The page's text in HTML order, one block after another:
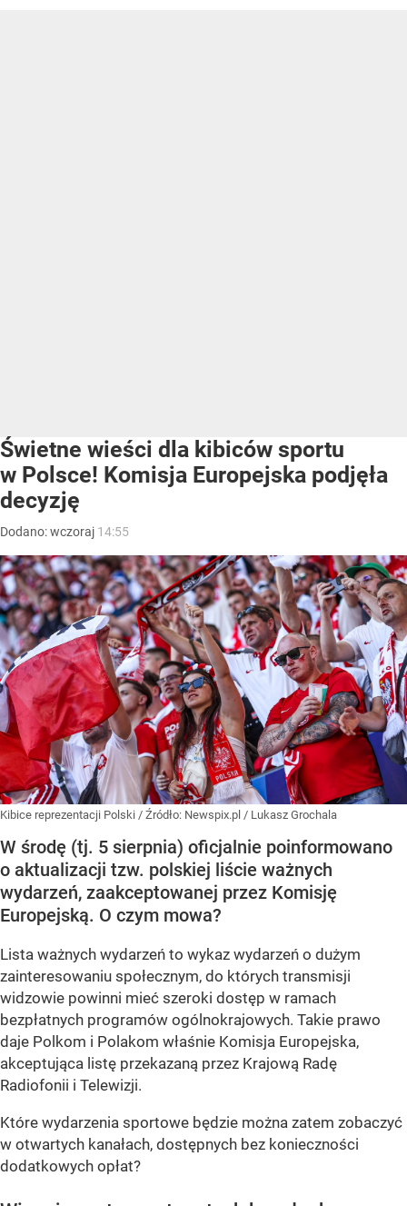
Świetne wieści dla kibiców sportu
w Polsce! Komisja Europejska podjęła
decyzję
Dodano:wczoraj 14:55
Kibice reprezentacji Polski / Źródło: Newspix.pl / Lukasz Grochala
W środę (tj. 5 sierpnia) oficjalnie poinformowano
o aktualizacji tzw. polskiej liście ważnych
wydarzeń, zaakceptowanej przez Komisję
Europejską. O czym mowa?
Lista ważnych wydarzeń to wykaz wydarzeń o dużym
zainteresowaniu społecznym, do których transmisji
widzowie powinni mieć szeroki dostęp w ramach
bezpłatnych programów ogólnokrajowych. Takie prawo
daje Polkom i Polakom właśnie Komisja Europejska,
akceptująca listę przekazaną przez Krajową Radę
Radiofonii i Telewizji.
Które wydarzenia sportowe będzie można zatem zobaczyć
w otwartych kanałach, dostępnych bez konieczności
dodatkowych opłat?